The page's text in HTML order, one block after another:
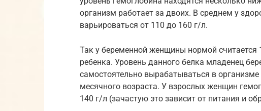
организм работает за двоих. В среднем у
варьироваться от 110 до 160 г/л.
Так у беременной женщины нормой
ребенка. Уровень данного белка младенец
самостоятельно вырабатываться в организме
месячного возраста. У взрослых женщин
140 г/л (зачастую это зависит от питания и